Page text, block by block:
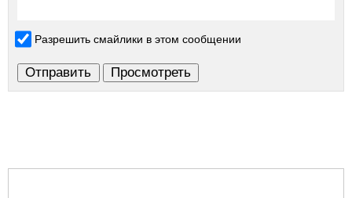
Разрешить смайлики в этом сообщении